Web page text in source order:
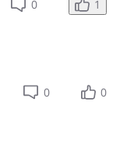
0 1
0 0